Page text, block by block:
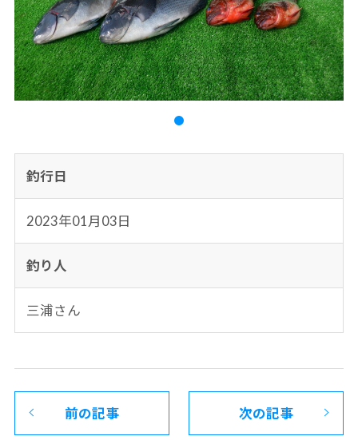
釣行日
2023年01月03日
釣り人
三浦さん
前の記事 次の記事